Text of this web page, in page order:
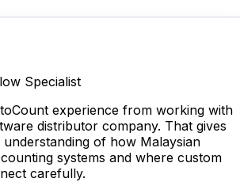
Specialist
experience from working with
distributor company. That gives
of how Malaysian
systems and where custom
carefully.